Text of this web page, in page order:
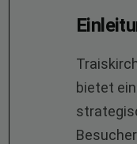
bietet